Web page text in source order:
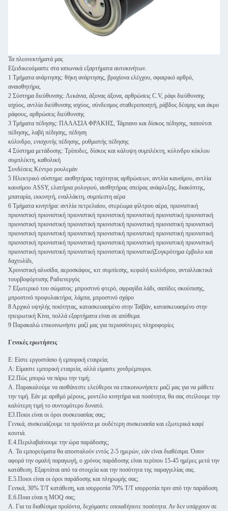
Τα πλεονεκτήματά μας
Εξειδικευόμαστε στα ιαπωνικά εξαρτήματα αυτοκινήτων.
1 Τμήματα ανάρτησης: θήκη ανάρτησης, βραχίονα ελέγχου, σφαιρικό αρθρό,
αναισθητήρα,
2 Σύστημα διεύθυνσης: Λεκάνια, άξονας άξονα, αρθρώσεις C.V, ράφι διεύθυνσης
ισχύος, αντλία διεύθυνσης ισχύος, σύνδεσμος σταθεροποιητή, ράβδος δέσμης και άκρο
ράφους, αρθρώσεις διεύθυνσης
3 Τμήματα πέδησης: ΠΑΛΑΣΙΑ ΦΡΑΚΗΣ, Τάμπανο και δίσκος πέδησης, παπούτσι
πέδησης, λαβή πέδησης, πέδηση
κύλινδρο, ενισχυτής πέδησης, ρυθμιστής πέδησης
4 Σύστημα μετάδοσης: Τρίποδες, δίσκος και κάλυψη συμπλέκτη, κύλινδρο κύκλου
συμπλέκτη, καθολική
Συνδέσεις Κέντρο ρουλεμάν
5 Ηλεκτρικό σύστημα: αισθητήρας ταχύτητας αρθρώσεων, αντλία καυσίμου, αντλία
καυσίμου ASSY, ελατήρια ρολογιού, αισθητήρας σπείρας ανάφλεξης, διακόπτης,
μπαταρία, εκκινητή, εναλλάκτη, συμπίεστη αέρα
6 Τμήματα κινητήρα: αντλία πετρελαίου, στερέωμα φίλτρου αέρα, πριονιστική
πριονιστική πριονιστική πριονιστική πριονιστική πριονιστική πριονιστική πριονιστική
πριονιστική πριονιστική πριονιστική πριονιστική πριονιστική πριονιστική πριονιστική
πριονιστική πριονιστική πριονιστική πριονιστική πριονιστική πριονιστική πριονιστική
πριονιστική πριονιστική πριονιστική πριονιστική πριονιστική πριονιστική πριονιστική
πριονιστική πριονιστική πριονιστική πριονιστική πριονιστικήΣυγκρότημα έμβολο και
δαχτυλίδι,
Χρονιστική αλυσίδα, αεροσκάφος, κιτ συμπίεσης, κεφαλή κυλίνδρου, ανταλλακτικά
τουρβοφόρτισης Ραδιενεργός
7 Εξωτερικό του σώματος: μπροστινό φτερό, σφραγίδα λάδι, σαπίδες σκούπισης,
μπροστινό προφυλακτήρα, λάμπα, μπροστινό σχάρο
8 Αρχικό υψηλής ποιότητας, κατασκευασμένο στην Ταϊβάν, κατασκευασμένο στην
ηπειρωτική Κίνα, πολλά εξαρτήματα είναι σε απόθεμα.
9 Παρακαλώ επικοινωνήστε μαζί μας για περισσότερες πληροφορίες
Γενικές ερωτήσεις
Ε: Είστε εργοστάσιο ή εμπορική εταιρεία;
Α: Είμαστε εμπορική εταιρεία, αλλά είμαστε χονδρέμποροι.
Ε2.Πώς μπορώ να πάρω την τιμή;
Α. Παρακαλούμε να αισθάνεστε ελεύθεροι να επικοινωνήσετε μαζί μας για να μάθετε
την τιμή. Εάν με αριθμό μέρους, μοντέλο κινητήρα και ποσότητα, θα σας στείλουμε την
καλύτερη τιμή το συντομότερο δυνατό.
Ε3.Ποιοι είναι οι όροι συσκευασίας σας;
Γενικά, συσκευάζουμε τα προϊόντα με ουδέτερη συσκευασία και εξωτερικά καφέ
κουτιά.
Ε.4.Περιλαβαίνουμε την ώρα παράδοσης;
Α. Τα εμπορεύματα θα αποσταλούν εντός 2-5 ημερών, εάν είναι διαθέσιμα. Όσον
αφορά την ομαλή παραγωγή, ο χρόνος παράδοσης είναι περίπου 15-45 ημέρες μετά την
κατάθεση. Εξαρτάται από τα στοιχεία και την ποσότητα της παραγγελίας σας.
Ε.5.Ποιοι είναι οι όροι παράδοσης και πληρωμής σας;
Γενικά, 30% T/T κατάθεση, και ισορροπία 70% T/T ισορροπία πριν από την παράδοση.
Ε.6.Ποια είναι η MOQ σας;
Α. Για τα διαθέσιμα προϊόντα, δεχόμαστε οποιαδήποτε ποσότητα. Αν δεν υπάρχουν σε